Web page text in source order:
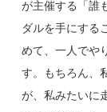
が主催する「誰
ダルを手にする
めて、一人でや
す。もちろん、
が、私みたいに